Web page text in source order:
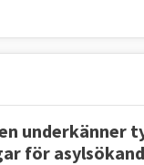
underkänner
för